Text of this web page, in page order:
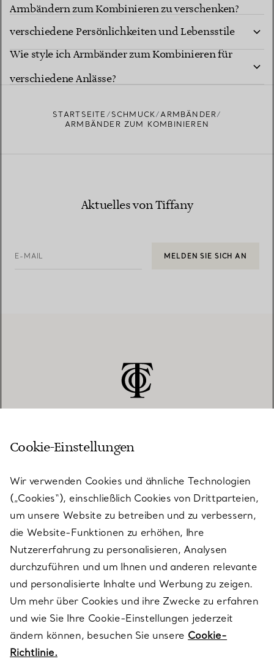
Armbändern zum Kombinieren zu verschenken?
Wie wähle ich Armbänder zum Kombinieren für
verschiedene Persönlichkeiten und Lebensstile
aus?
Wie style ich Armbänder zum Kombinieren für
verschiedene Anlässe?
STARTSEITE SCHMUCK
ARMBÄNDER
ARMBÄNDER ZUM KOMBINIEREN
Aktuelles von Tiffany
E-MAIL MELDEN SIE SICH AN
KUNDENSERVICE
SERVICES
ÜBER TIFFANY & CO.
RECHTLICHE HINWEISE
FOLGEN SIE UNS
Cookie-Einstellungen
Wir verwenden Cookies und ähnliche Technologien
(„Cookies“), einschließlich Cookies von Drittparteien,
um unsere Website zu betreiben und zu verbessern,
die Website-Funktionen zu erhöhen, Ihre
Nutzererfahrung zu personalisieren, Analysen
durchzuführen und um Ihnen und anderen relevante
und personalisierte Inhalte und Werbung zu zeigen.
Um mehr über Cookies und ihre Zwecke zu erfahren
und wie Sie Ihre Cookie-Einstellungen jederzeit
ändern können, besuchen Sie unsere Cookie-
Richtlinie.